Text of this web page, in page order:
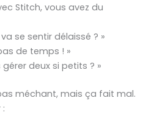
Stitch, vous avez du
se sentir délaissé ? »
de temps ! »
deux si petits ? »
méchant, mais ça fait mal.